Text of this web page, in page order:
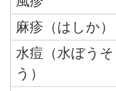
麻疹（はしか）
水痘（水ぼうそ
う）